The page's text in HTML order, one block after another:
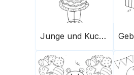
Junge und Kuchen mit Kerzen